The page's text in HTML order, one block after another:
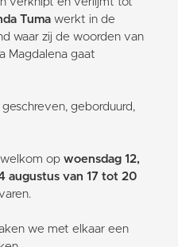
Tuma werkt in de
waar zij de woorden van
Magdalena gaat
geborduurd,
op woensdag 12,
augustus van 17 tot 20
we met elkaar een